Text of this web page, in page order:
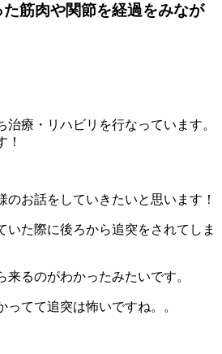
筋肉や関節を経過をみなが
療・リハビリを行なっています。
！
のお話をしていきたいと思います！
いた際に後ろから追突をされてしま
るのがわかったみたいです。
てて追突は怖いですね。。